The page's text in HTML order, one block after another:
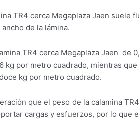
TR4 cerca Megaplaza Jaen suele
de la lámina.
TR4 cerca Megaplaza Jaen de
kg por metro cuadrado, mientras
kg por metro cuadrado.
que el peso de la calamina
cargas y esfuerzos, por lo que